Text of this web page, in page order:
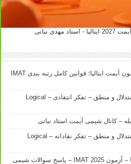
نباتی
نحوه رتبه بندی داوطلبان در آزمون آیمت ایتالیا؛ قوانین کامل رتبه بندی IMAT
نمونه سوالات آیمت ایتالیا – استدلال و منطق – تفکر انتقادی – Logical
بله – کانال شیمی آیمت استاد نباتی
نمونه سوالات آیمت ایتالیا – استدلال و منطق – تفکر نقادانه – Logical
پاسخ سوالات آیمت ۲۰۲۵ ایتالیا – آزمون IMAT 2025 – پاسخ سوالات شیمی